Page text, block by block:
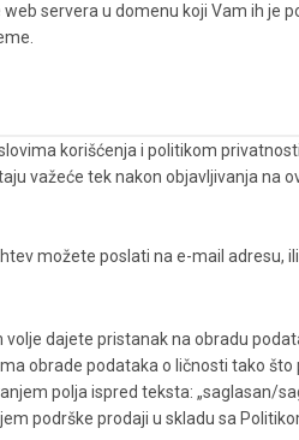
servera u domenu koji Vam ih je
korišćenja i politikom
važeće tek nakon objavljivanja na
možete poslati na e-mail adresu,
dajete pristanak na obradu
obrade podataka o ličnosti tako što
polja ispred teksta: „saglasan/
podrške prodaji u skladu sa